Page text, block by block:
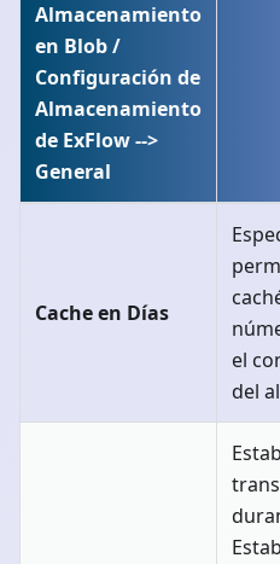
Almacenamiento
en Blob /
Configuración de
Almacenamiento
de ExFlow -->
General
Cache en Días
el
del